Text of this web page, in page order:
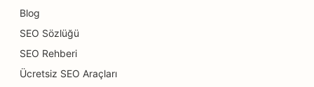
Kiropraktörler için SEO
Kedi Kafeleri için SEO
Blog
SEO Sözlüğü
SEO Rehberi
Ücretsiz SEO Araçları